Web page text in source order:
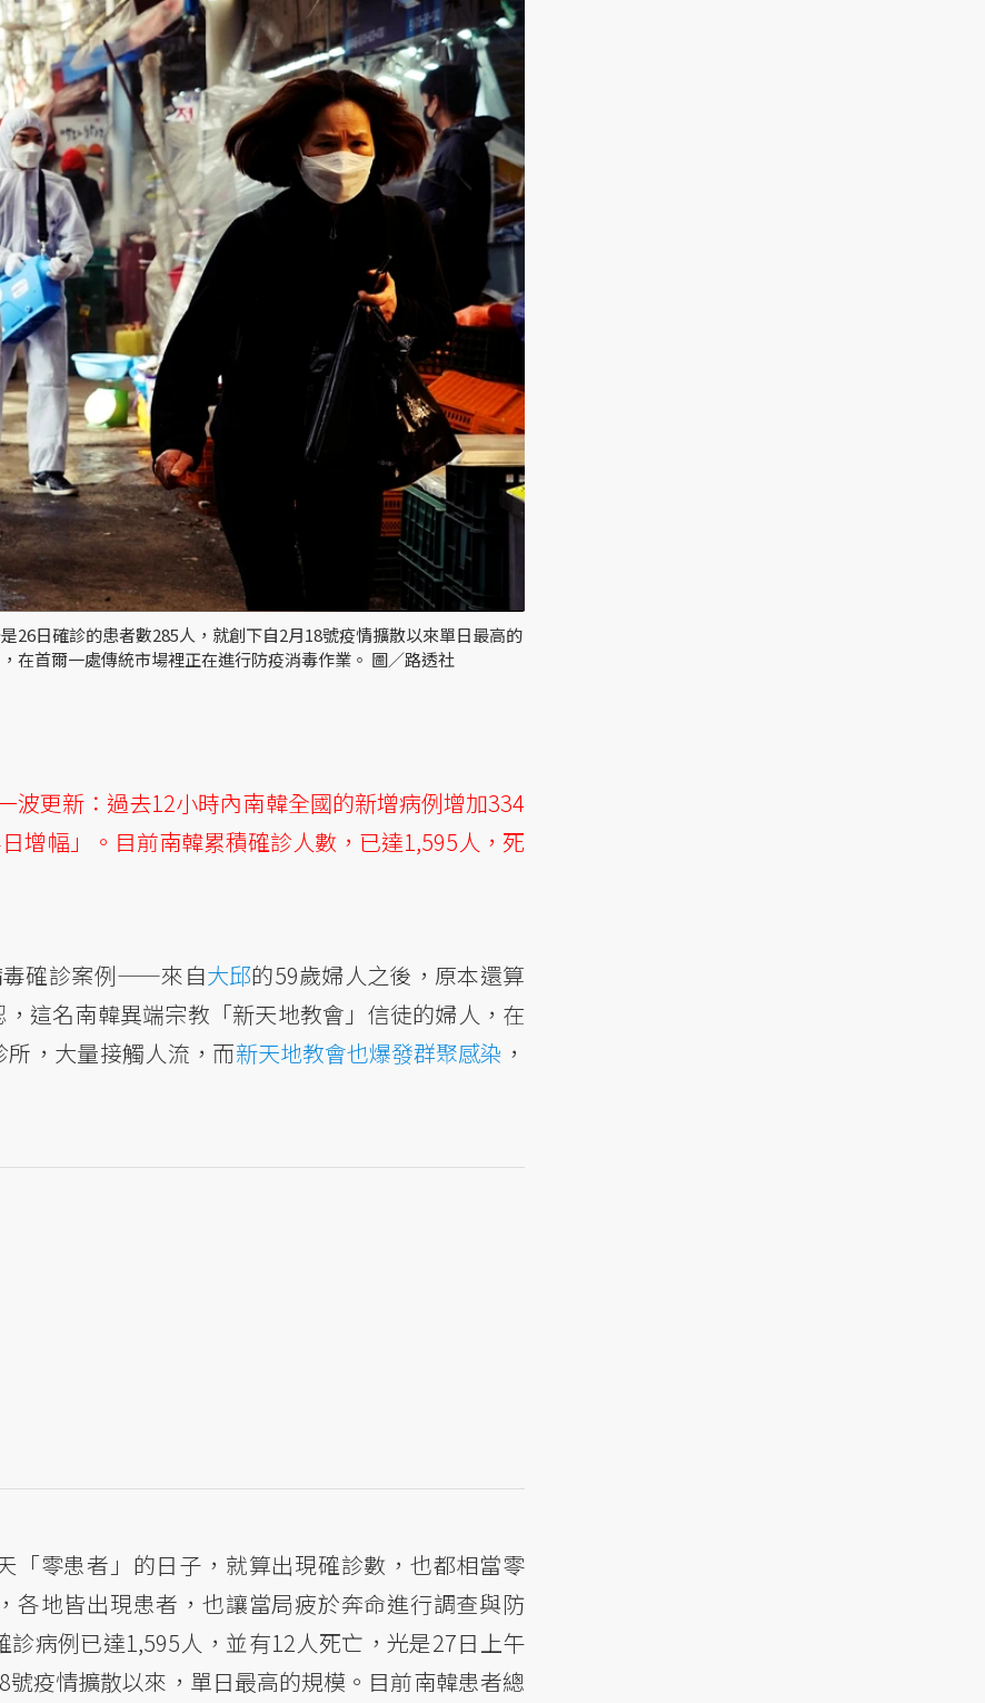
26日確診的患者數285人，就創下自2月18號疫情擴散以來單日最高的
在首爾一處傳統市場裡正在進行防疫消毒作業。 圖／路透社
波更新：過去12小時內南韓全國的新增病例增加334
增幅」。目前南韓累積確診人數，已達1,595人，死
毒確診案例——來自大邱的59歲婦人之後，原本還算
這名南韓異端宗教「新天地教會」信徒的婦人，在
，大量接觸人流，而新天地教會也爆發群聚感染 ，
「零患者」的日子，就算出現確診數，也都相當零
各地皆出現患者，也讓當局疲於奔命進行調查與防
病例已達1,595人，並有12人死亡，光是27日上午
疫情擴散以來，單日最高的規模。目前南韓患者總